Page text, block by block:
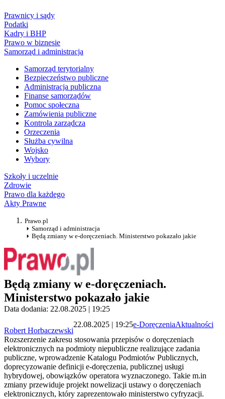
Prawnicy i sądy
Podatki
Kadry i BHP
Prawo w biznesie
Samorząd i administracja
Samorząd terytorialny
Bezpieczeństwo publiczne
Administracja publiczna
Finanse samorządów
Pomoc społeczna
Zamówienia publiczne
Kontrola zarządcza
Orzeczenia
Służba cywilna
Wojsko
Wybory
Szkoły i uczelnie
Zdrowie
Prawo dla każdego
Akty Prawne
Prawo.pl
Samorząd i administracja
Będą zmiany w e-doręczeniach. Ministerstwo pokazało jakie
Będą zmiany w e-doręczeniach.
Ministerstwo pokazało jakie
Data dodania: 22.08.2025 | 19:25
Robert Horbaczewski
22.08.2025 | 19:25e-DoręczeniaAktualności
Rozszerzenie zakresu stosowania przepisów o doręczeniach
elektronicznych na podmioty niepubliczne realizujące zadania
publiczne, wprowadzenie Katalogu Podmiotów Publicznych,
doprecyzowanie definicji e-doręczenia, publicznej usługi
hybrydowej, obowiązków operatora wyznaczonego. Takie m.in
zmiany przewiduje projekt nowelizacji ustawy o doręczeniach
elektronicznych, który zaprezentowało ministerstwo cyfryzacji.